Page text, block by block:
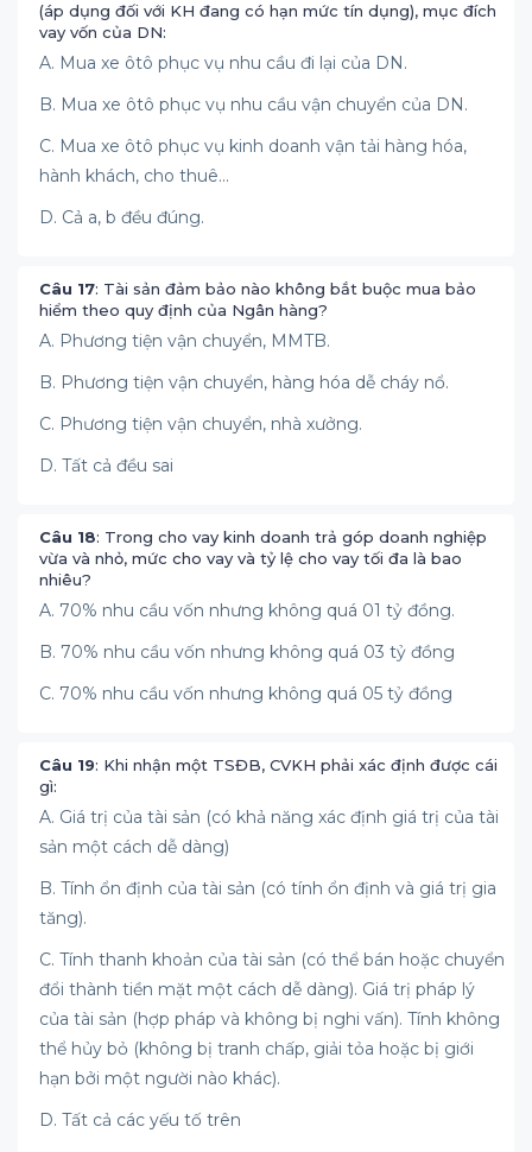
(áp dụng đối với KH đang có hạn mức tín dụng), mục đích
vay vốn của DN:
A. Mua xe ôtô phục vụ nhu cầu đi lại của DN.
B. Mua xe ôtô phục vụ nhu cầu vận chuyển của DN.
C. Mua xe ôtô phục vụ kinh doanh vận tải hàng hóa,
hành khách, cho thuê...
D. Cả a, b đều đúng.
Câu 17: Tài sản đảm bảo nào không bắt buộc mua bảo
hiểm theo quy định của Ngân hàng?
A. Phương tiện vận chuyển, MMTB.
B. Phương tiện vận chuyển, hàng hóa dễ cháy nổ.
C. Phương tiện vận chuyển, nhà xưởng.
D. Tất cả đều sai
Câu 18: Trong cho vay kinh doanh trả góp doanh nghiệp
vừa và nhỏ, mức cho vay và tỷ lệ cho vay tối đa là bao
nhiêu?
A. 70% nhu cầu vốn nhưng không quá 01 tỷ đồng.
B. 70% nhu cầu vốn nhưng không quá 03 tỷ đồng
C. 70% nhu cầu vốn nhưng không quá 05 tỷ đồng
Câu 19: Khi nhận một TSĐB, CVKH phải xác định được cái
gì:
A. Giá trị của tài sản (có khả năng xác định giá trị của tài
sản một cách dễ dàng)
B. Tính ổn định của tài sản (có tính ổn định và giá trị gia
tăng).
C. Tính thanh khoản của tài sản (có thể bán hoặc chuyển
đổi thành tiền mặt một cách dễ dàng). Giá trị pháp lý
của tài sản (hợp pháp và không bị nghi vấn). Tính không
thể hủy bỏ (không bị tranh chấp, giải tỏa hoặc bị giới
hạn bởi một người nào khác).
D. Tất cả các yếu tố trên